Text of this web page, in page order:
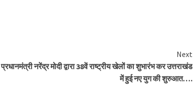
Next
प्रधानमंत्री नरेंद्र मोदी द्वारा 38वें राष्ट्रीय खेलों का शुभारंभ कर उत्तराखंड
में हुई नए युग की शुरुआत….